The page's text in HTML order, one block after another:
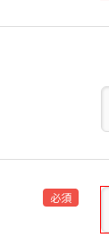
必須